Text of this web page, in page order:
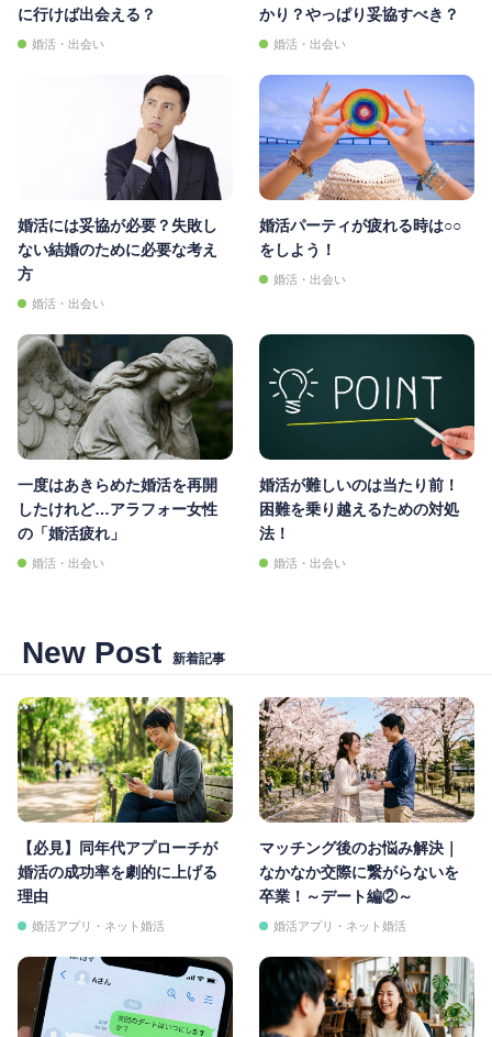
に行けば出会える？
婚活・出会い
かり？やっぱり妥協すべき？
婚活・出会い
婚活には妥協が必要？失敗し
ない結婚のために必要な考え
方
婚活・出会い
婚活パーティが疲れる時は○○
をしよう！
婚活・出会い
一度はあきらめた婚活を再開
したけれど…アラフォー女性
の「婚活疲れ」
婚活・出会い
婚活が難しいのは当たり前！
困難を乗り越えるための対処
法！
婚活・出会い
New Post 新着記事
【必見】同年代アプローチが
婚活の成功率を劇的に上げる
理由
婚活アプリ・ネット婚活
マッチング後のお悩み解決｜
なかなか交際に繋がらないを
卒業！～デート編②～
婚活アプリ・ネット婚活